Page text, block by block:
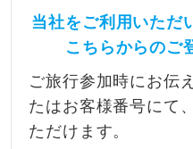
当社をご利用いただ
こちらからのご
ご旅行参加時にお伝
たはお客様番号にて
ただけます。